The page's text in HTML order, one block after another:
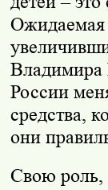
Ожидаемая
Владимира
России
средства,
они
Свою роль,